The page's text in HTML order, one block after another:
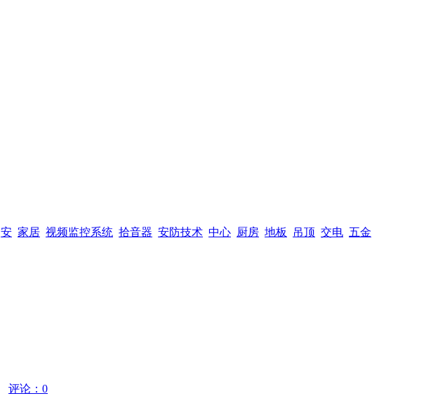
安 家居 视频监控系统 拾音器 安防技术 中心 厨房 地板 吊顶 交电 五金
评论：0